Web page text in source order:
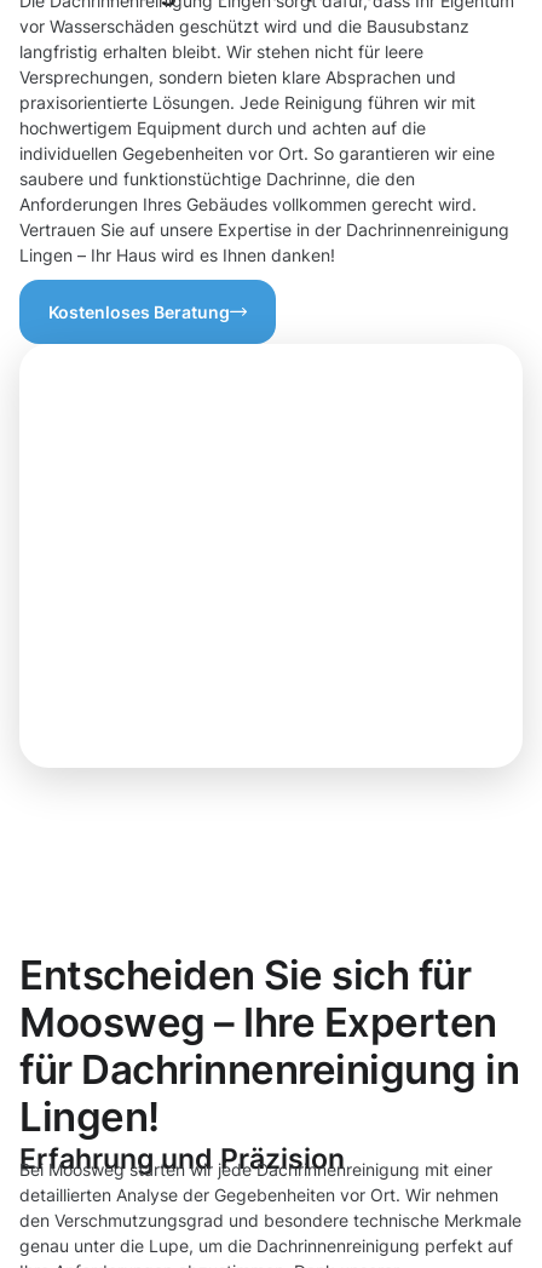
vor Wasserschäden geschützt wird und die Bausubstanz
langfristig erhalten bleibt. Wir stehen nicht für leere
Versprechungen, sondern bieten klare Absprachen und
praxisorientierte Lösungen. Jede Reinigung führen wir mit
hochwertigem Equipment durch und achten auf die
individuellen Gegebenheiten vor Ort. So garantieren wir eine
saubere und funktionstüchtige Dachrinne, die den
Anforderungen Ihres Gebäudes vollkommen gerecht wird.
Vertrauen Sie auf unsere Expertise in der Dachrinnenreinigung
Lingen – Ihr Haus wird es Ihnen danken!
Kostenloses Beratung
Entscheiden Sie sich für
Moosweg – Ihre Experten
für Dachrinnenreinigung in
Lingen!
Erfahrung und Präzision
Bei Moosweg starten wir jede Dachrinnenreinigung mit einer
detaillierten Analyse der Gegebenheiten vor Ort. Wir nehmen
den Verschmutzungsgrad und besondere technische Merkmale
genau unter die Lupe, um die Dachrinnenreinigung perfekt auf